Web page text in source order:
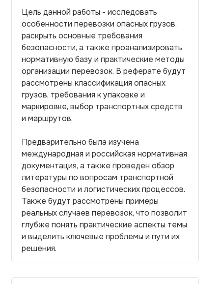
Цель данной работы - исследовать
особенности перевозки опасных грузов,
раскрыть основные требования
безопасности, а также проанализировать
нормативную базу и практические методы
организации перевозок. В реферате будут
рассмотрены классификация опасных
грузов, требования к упаковке и
маркировке, выбор транспортных средств
и маршрутов.
Предварительно была изучена
международная и российская нормативная
документация, а также проведен обзор
литературы по вопросам транспортной
безопасности и логистических процессов.
Также будут рассмотрены примеры
реальных случаев перевозок, что позволит
глубже понять практические аспекты темы
и выделить ключевые проблемы и пути их
решения.